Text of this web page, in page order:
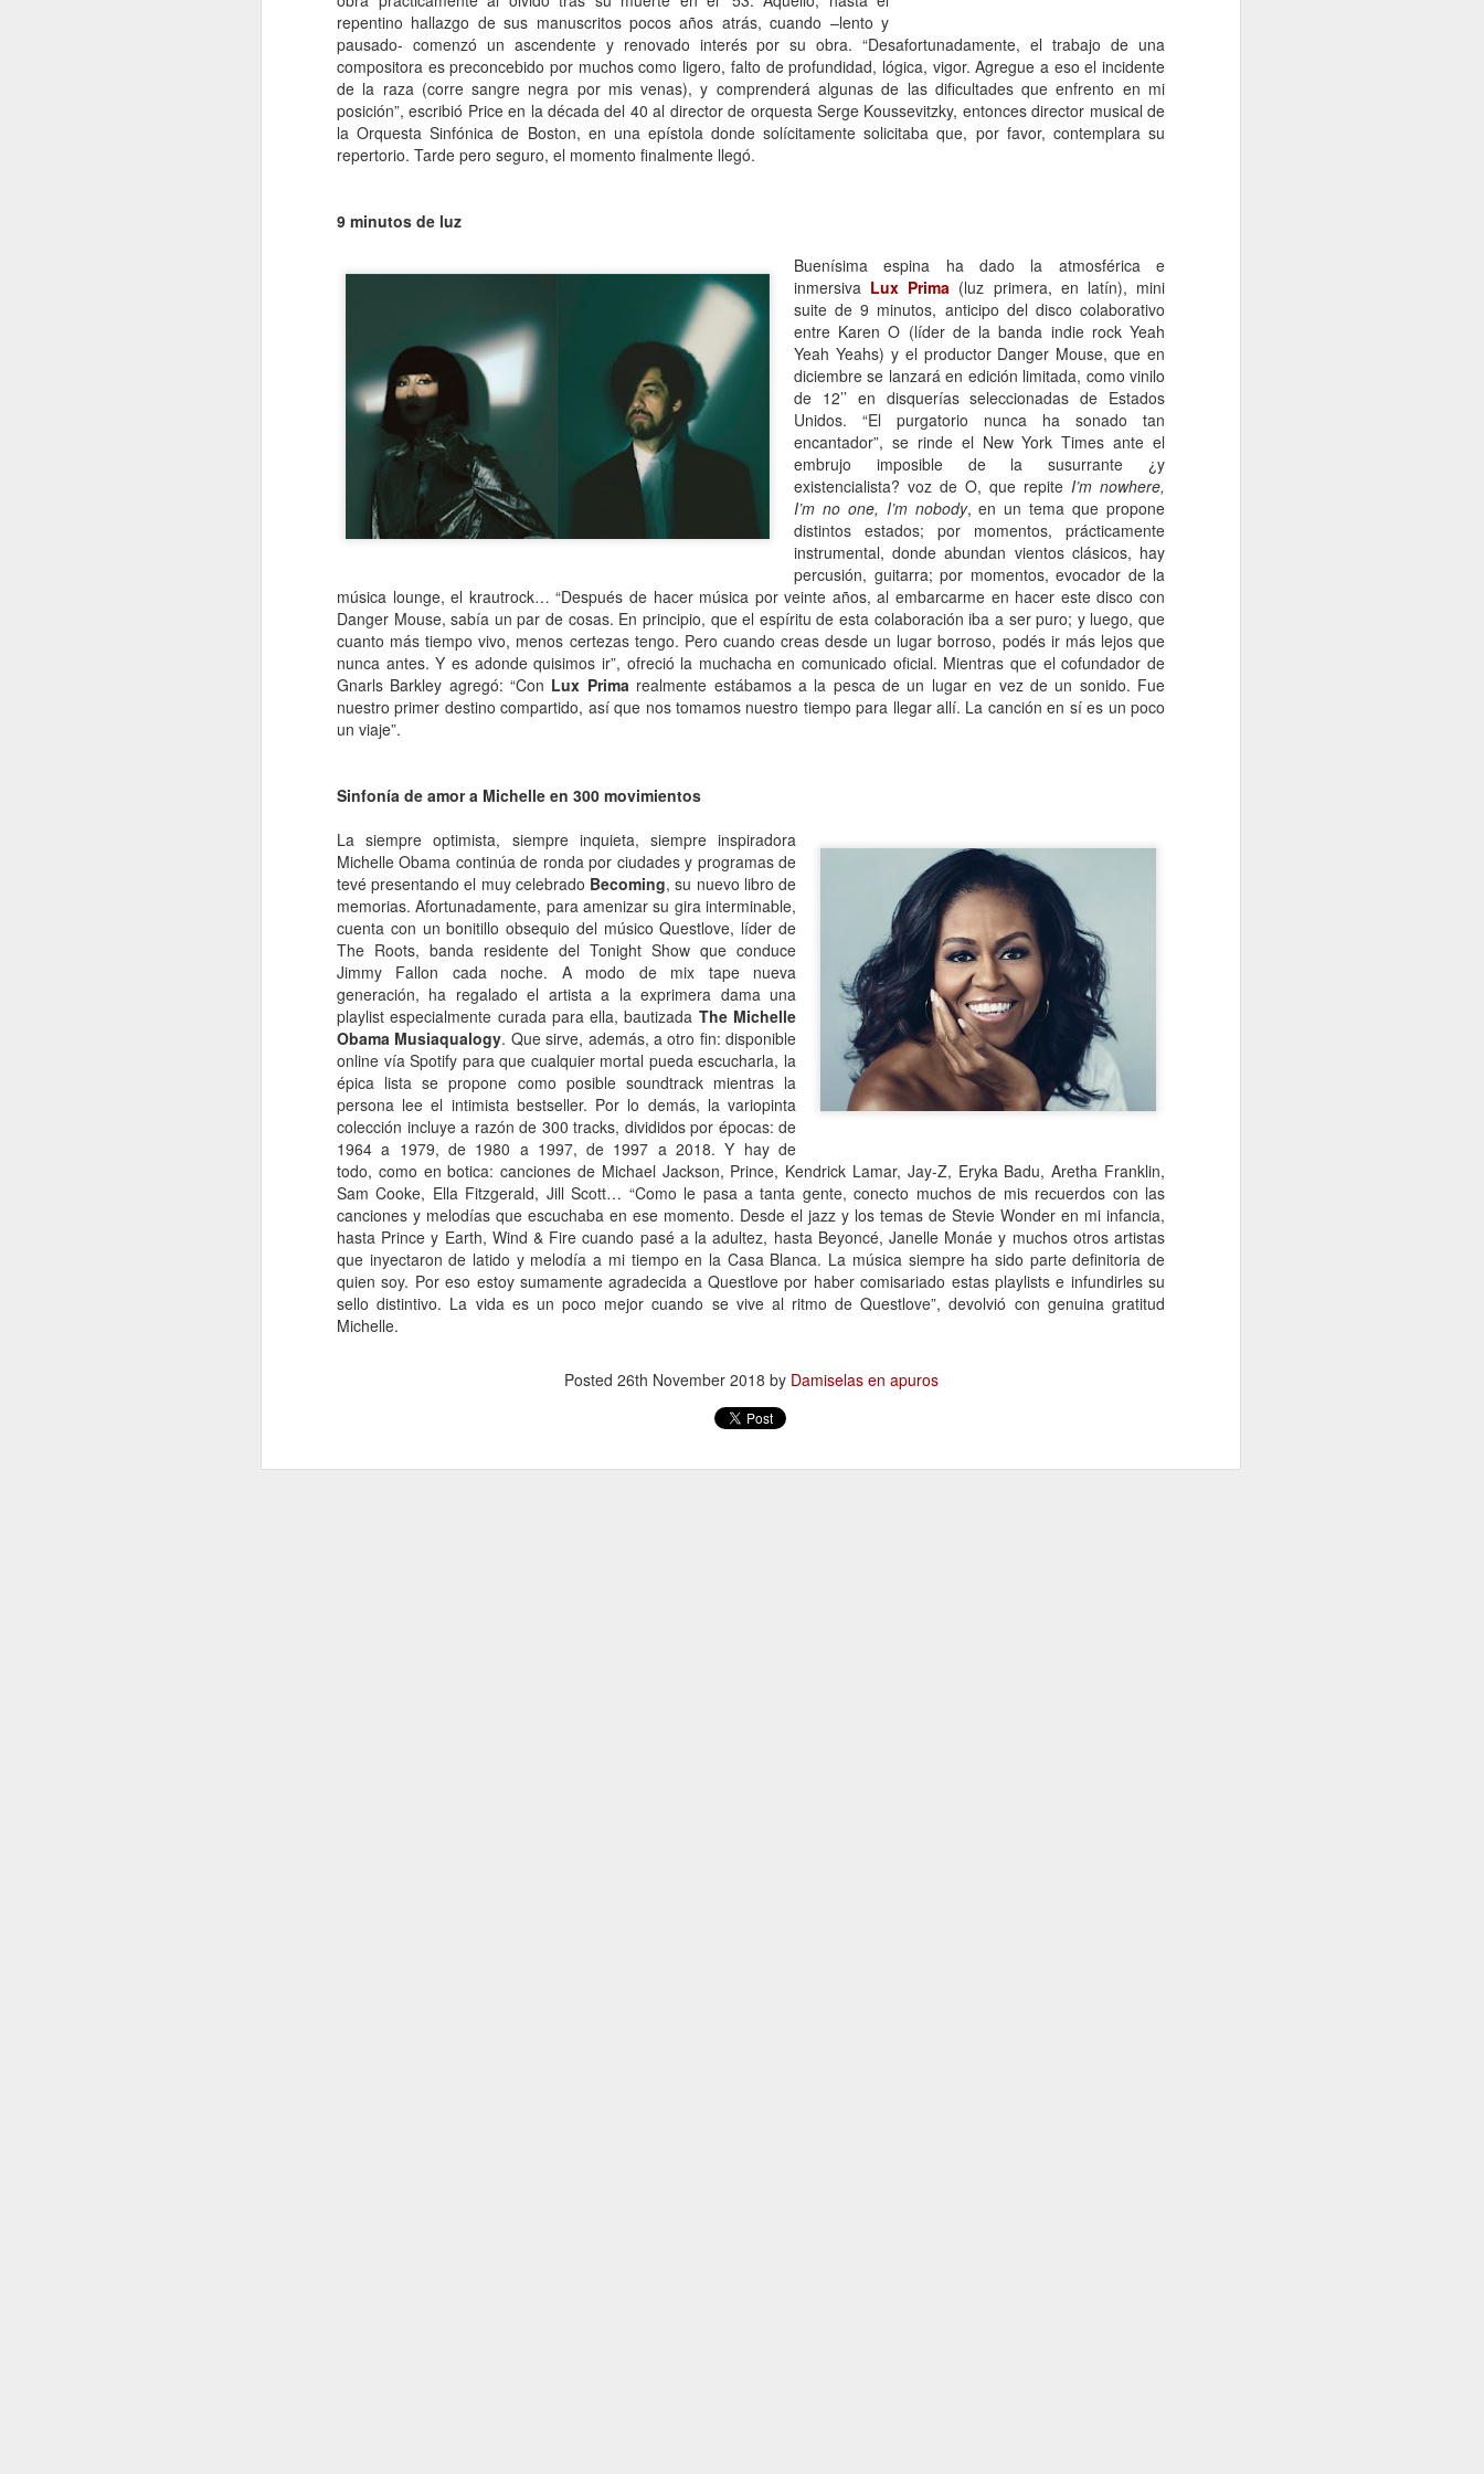
repentino hallazgo de sus manuscritos pocos años atrás, cuando –lento y
pausado- comenzó un ascendente y renovado interés por su obra. “Desafortunadamente, el trabajo de una
compositora es preconcebido por muchos como ligero, falto de profundidad, lógica, vigor. Agregue a eso el incidente
de la raza (corre sangre negra por mis venas), y comprenderá algunas de las dificultades que enfrento en mi
posición”, escribió Price en la década del 40 al director de orquesta Serge Koussevitzky, entonces director musical de
la Orquesta Sinfónica de Boston, en una epístola donde solícitamente solicitaba que, por favor, contemplara su
repertorio. Tarde pero seguro, el momento finalmente llegó.
9 minutos de luz
Buenísima espina ha dado la atmosférica e
inmersiva Lux Prima (luz primera, en latín), mini
suite de 9 minutos, anticipo del disco colaborativo
entre Karen O (líder de la banda indie rock Yeah
Yeah Yeahs) y el productor Danger Mouse, que en
diciembre se lanzará en edición limitada, como vinilo
de 12’’ en disquerías seleccionadas de Estados
Unidos. “El purgatorio nunca ha sonado tan
encantador”, se rinde el New York Times ante el
embrujo imposible de la susurrante ¿y
existencialista? voz de O, que repite I’m nowhere,
I’m no one, I’m nobody, en un tema que propone
distintos estados; por momentos, prácticamente
instrumental, donde abundan vientos clásicos, hay
percusión, guitarra; por momentos, evocador de la
música lounge, el krautrock… “Después de hacer música por veinte años, al embarcarme en hacer este disco con
Danger Mouse, sabía un par de cosas. En principio, que el espíritu de esta colaboración iba a ser puro; y luego, que
cuanto más tiempo vivo, menos certezas tengo. Pero cuando creas desde un lugar borroso, podés ir más lejos que
nunca antes. Y es adonde quisimos ir”, ofreció la muchacha en comunicado oficial. Mientras que el cofundador de
Gnarls Barkley agregó: “Con Lux Primarealmente estábamos a la pesca de un lugar en vez de un sonido. Fue
nuestro primer destino compartido, así que nos tomamos nuestro tiempo para llegar allí. La canción en sí es un poco
un viaje”.
Sinfonía de amor a Michelle en 300 movimientos
La siempre optimista, siempre inquieta, siempre inspiradora
Michelle Obama continúa de ronda por ciudades y programas de
tevé presentando el muy celebrado Becoming, su nuevo libro de
memorias. Afortunadamente, para amenizar su gira interminable,
cuenta con un bonitillo obsequio del músico Questlove, líder de
The Roots, banda residente del Tonight Show que conduce
Jimmy Fallon cada noche. A modo de mix tape nueva
generación, ha regalado el artista a la exprimera dama una
playlist especialmente curada para ella, bautizada The Michelle
Obama Musiaqualogy. Que sirve, además, a otro fin: disponible
online vía Spotify para que cualquier mortal pueda escucharla, la
épica lista se propone como posible soundtrack mientras la
persona lee el intimista bestseller. Por lo demás, la variopinta
colección incluye a razón de 300 tracks, divididos por épocas: de
1964 a 1979, de 1980 a 1997, de 1997 a 2018. Y hay de
todo, como en botica: canciones de Michael Jackson, Prince, Kendrick Lamar, Jay-Z, Eryka Badu, Aretha Franklin,
Sam Cooke, Ella Fitzgerald, Jill Scott… “Como le pasa a tanta gente, conecto muchos de mis recuerdos con las
canciones y melodías que escuchaba en ese momento. Desde el jazz y los temas de Stevie Wonder en mi infancia,
hasta Prince y Earth, Wind & Fire cuando pasé a la adultez, hasta Beyoncé, Janelle Monáe y muchos otros artistas
que inyectaron de latido y melodía a mi tiempo en la Casa Blanca. La música siempre ha sido parte definitoria de
quien soy. Por eso estoy sumamente agradecida a Questlove por haber comisariado estas playlists e infundirles su
sello distintivo. La vida es un poco mejor cuando se vive al ritmo de Questlove”, devolvió con genuina gratitud
Michelle.
Posted 26th November 2018 by Damiselas en apuros
mundo de quienes la siguen queriendo y admirando se detuvo,
entre el shock y un enorme desconsuelo. Tan adorable y honesta como
persona, tan excelente y angelada como actriz, tan amorosa y atenta
en su maternidad elegida y conquistada palmo a palmo... Cómo no
pensar en su queridísimo hijo adoptivo Osqui Ferrero, que resultó,
jovencísimo, una notable revelación como actor en Más bello que la
muerte (2022).
Narrador de varios cuentos románticos fílmicos para gente adulta,
persona muy querida en la farándula hollywoodense y más allá,
comprometido activista del partido demócrata, Rob Reiner -como es
muy sabido por la difusión que tuvo la noticia- fue víctima de la muerte
más horrible que pudiera tener alguien de sus quilates. Una jugarreta
malvada del destino que, en general -salvo a individuos desalmados
como el “presidente” actual de los Estados Unidos-, costó asumir.
JAN
13
Mi padre lee
Por María José Eyras
A Ciro Ramón Eyras, 1932-2019
Detrás de la ventana, junto al fuego, mi padre lee.
Si pienso en él, lo veo así, leyendo, la cabeza gris detrás del vidrio. Es
una visión fugaz, apenas un segundo, la de mi padre, sentado de
espaldas, en su casita de fin de semana, en un barrio cerrado de la
zona Sur.
JAN Al fin sola y, a la vez, tan bien acompañada
“La soledad implica que, aunque esté sola, estoy con alguien; es decir,
conmigo misma. Significa que soy dos en uno”, apuntó alguna vez la
el recorrido de Enfin seule (“Por fin sola”), libro de la periodista y
podcaster Lauren Bastide que acaba de editarse en Francia con muy
favorable acogida.
JAN
13
Ganando dos verdaderos amores
Por Caro Alfonso
Hace un año, Mona me salvó la vida. Llegué a la casa de mi hermana
después de manejar muchas horas escuchando la misma lista de
temas desde que salí de mi casa.
JAN
13
La lectora de la lectora
Por Cecilia Sorrentino
A veces, la lectora regresa a libros entrañables que leyó hace tiempo.
Toma un libro al azar y lo abre. Inmediatamente reconoce el cuarto.
Virginia no está en su escritorio. Junto a la ventana, el pequeño sillón
JAN ¿Broncearse? ¡Un quemo!